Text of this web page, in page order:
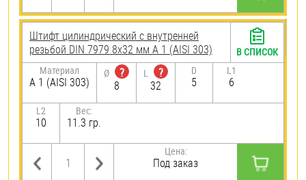
Штифт цилиндрический с внутренней
резьбой DIN 7979 8х32 мм А 1 (AISI 303)
Материал
А 1 (AISI 303)
Ø
?
8
L
?
32
D
5
L1
6
L2
10
Вес:
11.3 гр.
Цена:
Под заказ
В СПИСОК